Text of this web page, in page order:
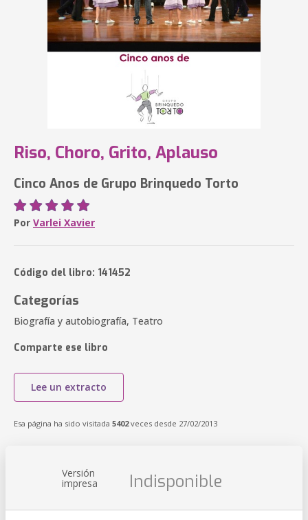
Riso, Choro, Grito, Aplauso
Cinco Anos de Grupo Brinquedo Torto
Por Varlei Xavier
Código del libro: 141452
Categorías
Biografía y autobiografía, Teatro
Comparte ese libro
Lee un extracto
Esa página ha sido visitada 5402veces desde 27/02/2013
Versión
impresa Indisponible